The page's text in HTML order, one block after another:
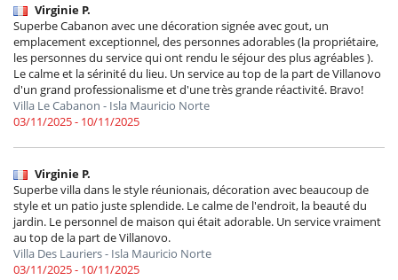
Virginie P.
Superbe Cabanon avec une décoration signée avec gout, un
emplacement exceptionnel, des personnes adorables (la propriétaire,
les personnes du service qui ont rendu le séjour des plus agréables ).
Le calme et la sérinité du lieu. Un service au top de la part de Villanovo
d'un grand professionalisme et d'une très grande réactivité. Bravo!
Villa Le Cabanon - Isla Mauricio Norte
03/11/2025 - 10/11/2025
Virginie P.
Superbe villa dans le style réunionais, décoration avec beaucoup de
style et un patio juste splendide. Le calme de l'endroit, la beauté du
jardin. Le personnel de maison qui était adorable. Un service vraiment
au top de la part de Villanovo.
Villa Des Lauriers - Isla Mauricio Norte
03/11/2025 - 10/11/2025